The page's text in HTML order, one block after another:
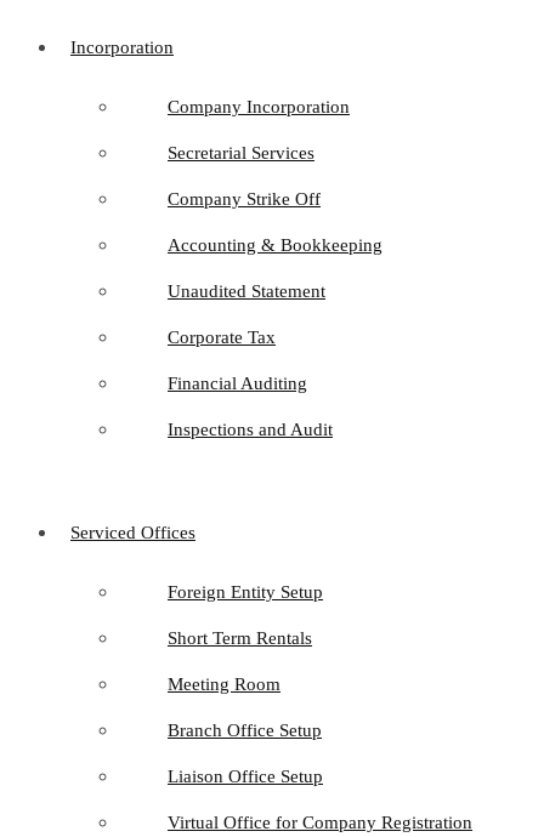
Incorporation
Company Incorporation
Secretarial Services
Company Strike Off
Accounting & Bookkeeping
Unaudited Statement
Corporate Tax
Financial Auditing
Inspections and Audit
Serviced Offices
Foreign Entity Setup
Short Term Rentals
Meeting Room
Branch Office Setup
Liaison Office Setup
Virtual Office for Company Registration